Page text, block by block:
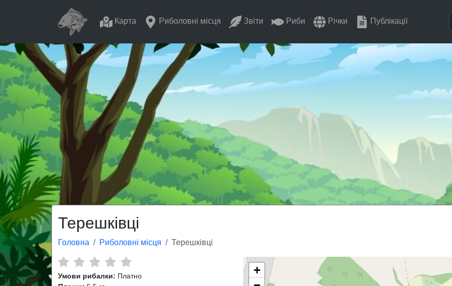
Карта Риболовні місця Звіти Риби Річки Публікації
Терешківці
Головна Риболовні місця Терешківці
Умови рибалки: Платно
+